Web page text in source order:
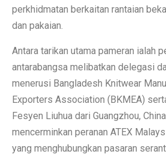
perkhidmatan berkaitan rantaian
dan pakaian.
Antara tarikan utama pameran ialah
antarabangsa melibatkan delegasi
menerusi Bangladesh Knitwear
Exporters Association (BKMEA)
Fesyen Liuhua dari Guangzhou,
mencerminkan peranan ATEX
yang menghubungkan pasaran